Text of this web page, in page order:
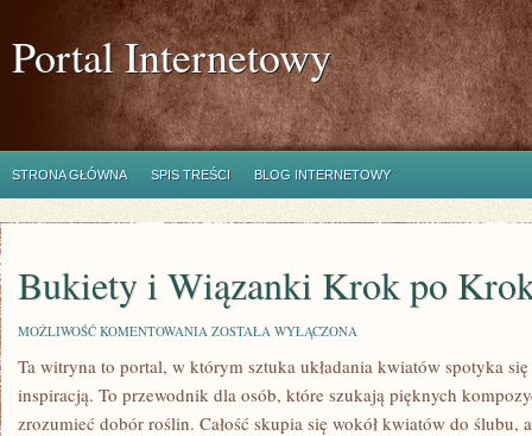
Portal Internetowy
STRONA GŁÓWNA SPIS TREŚCI BLOG INTERNETOWY
Bukiety i Wiązanki Krok po
MOŻLIWOŚĆ KOMENTOWANIA BUKIETY
WIĄZANKI
KROK
PO
KROKU
ZOSTAŁA WYŁĄCZONA
Ta witryna to portal, w którym sztuka układania kwiatów spotyka
inspiracją. To przewodnik dla osób, które szukają pięknych
zrozumieć dobór roślin. Całość skupia się wokół kwiatów do ślubu,